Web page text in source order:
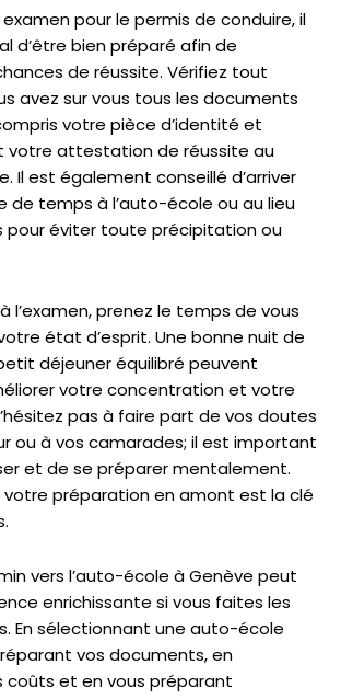
pour le permis de conduire, il
d’être bien préparé afin de
de réussite. Vérifiez tout
avez sur vous tous les documents
votre pièce d’identité et
votre attestation de réussite au
Il est également conseillé d’arriver
de temps à l’auto-école ou au lieu
pour éviter toute précipitation ou
l’examen, prenez le temps de vous
état d’esprit. Une bonne nuit de
déjeuner équilibré peuvent
votre concentration et votre
pas à faire part de vos doutes
ou à vos camarades; il est important
et de se préparer mentalement.
votre préparation en amont est la clé
vers l’auto-école à Genève peut
enrichissante si vous faites les
En sélectionnant une auto-école
vos documents, en
coûts et en vous préparant